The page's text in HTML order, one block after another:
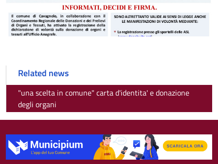
Related news
"una scelta in comune" carta d'identita' e donazione
degli organi